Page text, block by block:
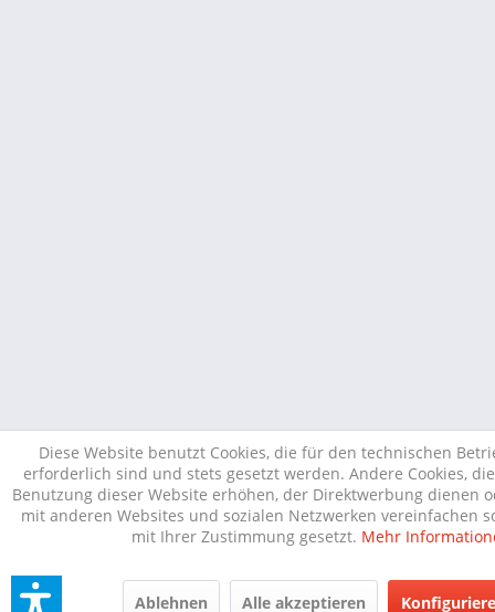
Diese Website benutzt Cookies, die für den technischen
erforderlich sind und stets gesetzt werden. Andere Cookies,
Benutzung dieser Website erhöhen, der Direktwerbung dienen
mit anderen Websites und sozialen Netzwerken vereinfachen
mit Ihrer Zustimmung gesetzt. Mehr
Ablehnen Alle akzeptieren